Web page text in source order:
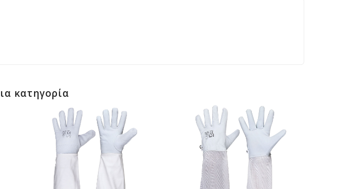
κατηγορία